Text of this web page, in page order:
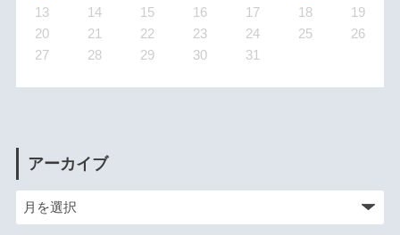
13
14 15 16 17 18
19
20
21 22 23 24 25
26
27
28 29 30 31
アーカイブ